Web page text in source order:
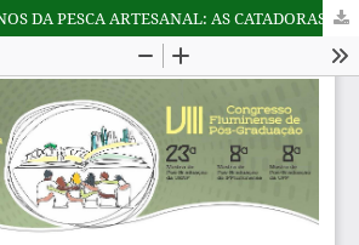
SABERES FEMININOS DA PESCA ARTESANAL: AS CATADORAS DE CARANGUEJO DE MAGÉ (BAÍA DE GUANABARA/RJ)